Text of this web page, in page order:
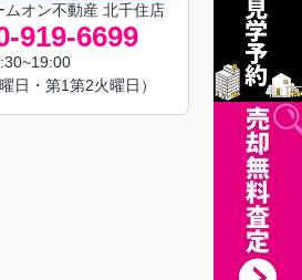
ムオン不動産 北千住店
919-6699
日・第1第2火曜日）